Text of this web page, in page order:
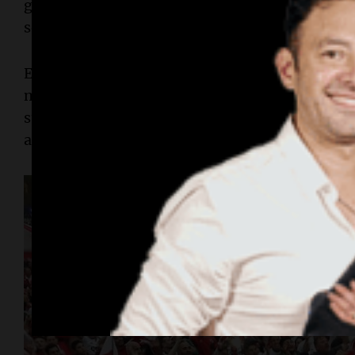
general San Martín ubicado en el cruce de la
se acercaron varios hinchas una vez finalizado
El rojo y blanco en las cientos de camisetas y
monumento donde la gente además coreó
sumaron los bocinazos de los que pasaban por
al festejo.